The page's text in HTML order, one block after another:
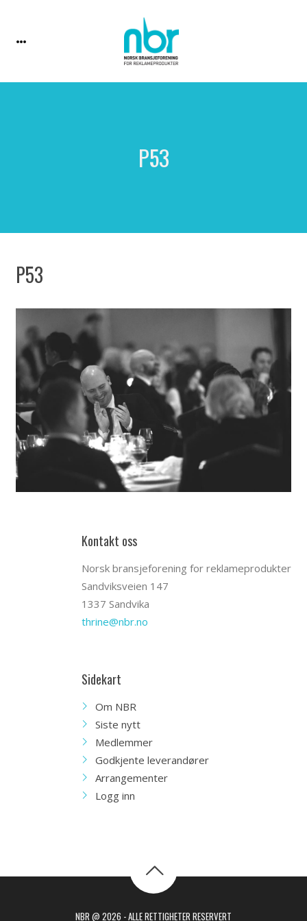
P53
P53
Kontakt oss
Norsk bransjeforening for reklameprodukter
Sandviksveien 147
1337 Sandvika
thrine@nbr.no
Sidekart
Om NBR
Siste nytt
Medlemmer
Godkjente leverandører
Arrangementer
Logg inn
NBR @ 2026 - ALLE RETTIGHETER RESERVERT